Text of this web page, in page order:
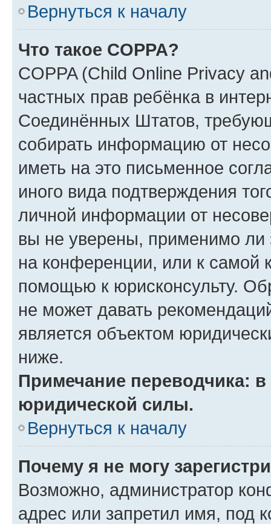
Вернуться к началу
Что такое COPPA?
COPPA (Child Online Privacy
частных прав ребёнка в
Соединённых Штатов,
собирать информацию от
иметь на это письменное
иного вида подтверждения
личной информации от
вы не уверены, применимо ли
на конференции, или к самой
помощью к юрисконсульту.
не может давать
является объектом
ниже.
Примечание переводчика:
юридической силы.
Вернуться к началу
Почему я не могу
Возможно, администратор
адрес или запретил имя, под